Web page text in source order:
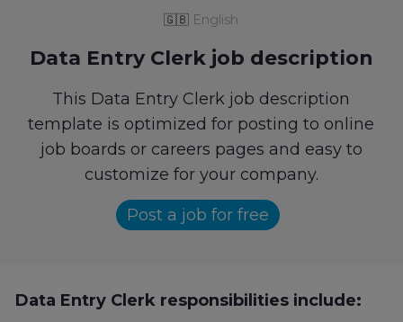
🇬🇧 English
Data Entry Clerk job description
This Data Entry Clerk job description
template is optimized for posting to online
job boards or careers pages and easy to
customize for your company.
Post a job for free
Data Entry Clerk responsibilities include: